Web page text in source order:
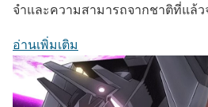
จำและความสามารถจากชาติที่แล้ว
อ่านเพิ่มเติม